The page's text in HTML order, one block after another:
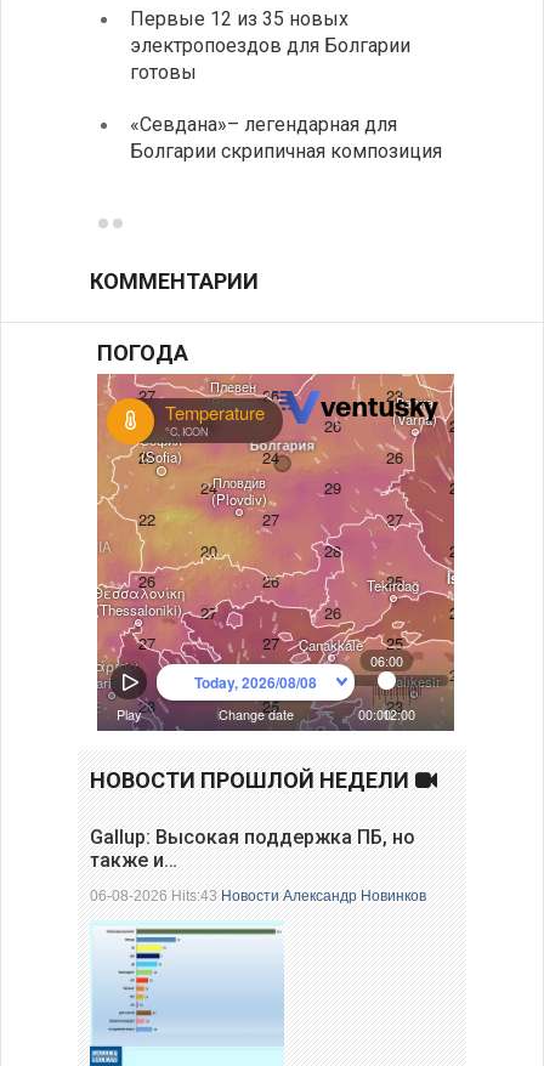
Первые 12 из 35 новых
электропоездов для Болгарии
готовы
«Севдана»– легендарная для
Болгарии скрипичная композиция
КОММЕНТАРИИ
ПОГОДА
НОВОСТИ ПРОШЛОЙ НЕДЕЛИ
Gallup: Высокая поддержка ПБ, но
также и…
06-08-2026 Hits:43Новости Александр Новинков